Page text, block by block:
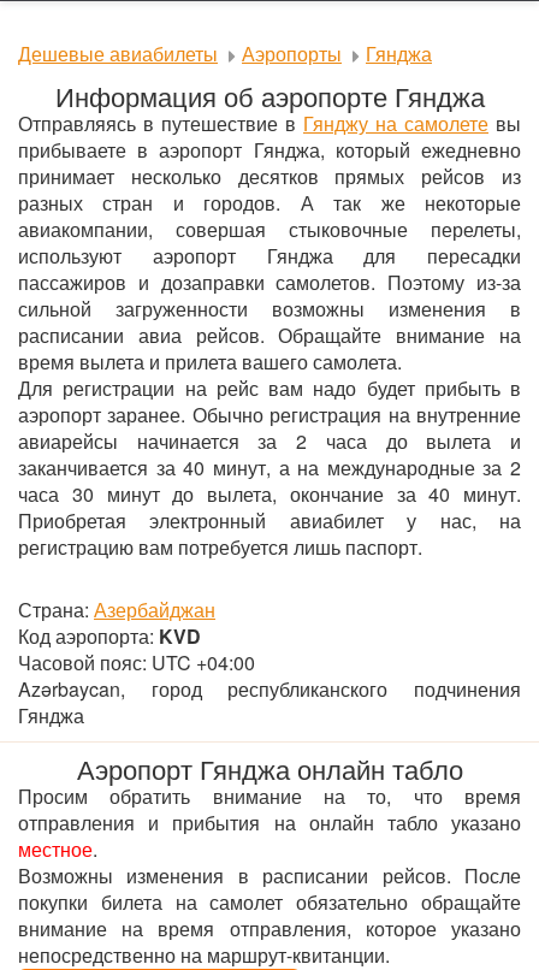
Дешевые авиабилеты Аэропорты Гянджа
Информация об аэропорте Гянджа
Отправляясь в путешествие в Гянджу на самолете вы
прибываете в аэропорт Гянджа, который ежедневно
принимает несколько десятков прямых рейсов из
разных стран и городов. А так же некоторые
авиакомпании, совершая стыковочные перелеты,
используют аэропорт Гянджа для пересадки
пассажиров и дозаправки самолетов. Поэтому из-за
сильной загруженности возможны изменения в
расписании авиа рейсов. Обращайте внимание на
время вылета и прилета вашего самолета.
Для регистрации на рейс вам надо будет прибыть в
аэропорт заранее. Обычно регистрация на внутренние
авиарейсы начинается за 2 часа до вылета и
заканчивается за 40 минут, а на международные за 2
часа 30 минут до вылета, окончание за 40 минут.
Приобретая электронный авиабилет у нас, на
регистрацию вам потребуется лишь паспорт.
Страна: Азербайджан
Код аэропорта: KVD
Часовой пояс: UTC +04:00
Azərbaycan, город республиканского подчинения
Гянджа
Аэропорт Гянджа онлайн табло
Просим обратить внимание на то, что время
отправления и прибытия на онлайн табло указано
местное.
Возможны изменения в расписании рейсов. После
покупки билета на самолет обязательно обращайте
внимание на время отправления, которое указано
непосредственно на маршрут-квитанции.